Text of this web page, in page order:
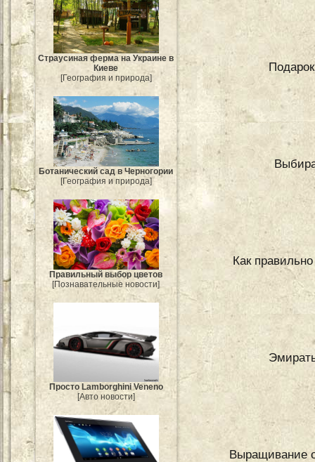
Страусиная ферма на Украине в
Киеве
[География и природа]
Ботанический сад в Черногории
[География и природа]
Правильный выбор цветов
[Познавательные новости]
Просто Lamborghini Veneno
[Авто новости]
Как
Выращивание